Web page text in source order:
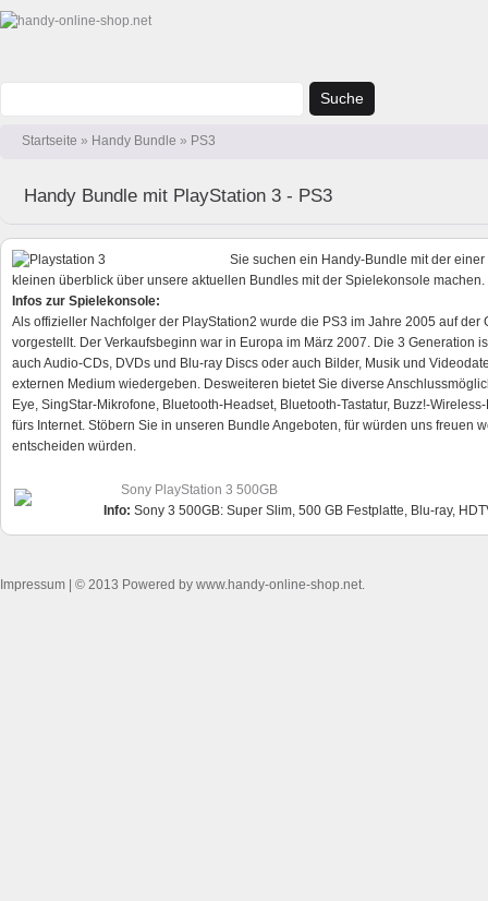
Suche
Startseite » Handy Bundle » PS3
Handy Bundle mit PlayStation 3 - PS3
Sie suchen ein Handy-Bundle mit der
kleinen überblick über unsere aktuellen Bundles mit der Spielekonsole machen.
Infos zur Spielekonsole:
Als offizieller Nachfolger der PlayStation2 wurde die PS3 im Jahre 2005 auf der
vorgestellt. Der Verkaufsbeginn war in Europa im März 2007. Die 3 Generation
auch Audio-CDs, DVDs und Blu-ray Discs oder auch Bilder, Musik und
externen Medium wiedergeben. Desweiteren bietet Sie diverse
Eye, SingStar-Mikrofone, Bluetooth-Headset, Bluetooth-Tastatur, Buzz!-
fürs Internet. Stöbern Sie in unseren Bundle Angeboten, für würden uns freuen
entscheiden würden.
Sony PlayStation 3 500GB
Info: Sony 3 500GB: Super Slim, 500 GB Festplatte, Blu-ray,
Impressum | © 2013 Powered by www.handy-online-shop.net.